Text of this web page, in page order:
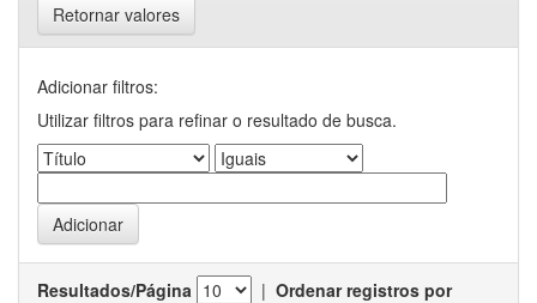
Retornar valores
Adicionar filtros:
Utilizar filtros para refinar o resultado de busca.
Resultados/Página | Ordenar registros por